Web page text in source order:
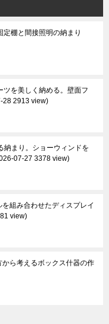
定棚と間接照明の納まり
ツを美しく納める。壁面フ
28 2913 view
納まり。ショーウィンドを
07-27 3378 view
を組み合わせたディスプレイ
view
から考えるボックス什器の作